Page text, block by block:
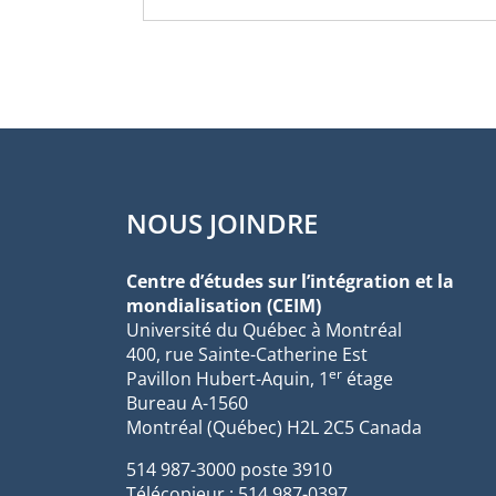
NOUS JOINDRE
Centre d’études sur l’intégration et la
mondialisation (CEIM)
Université du Québec à Montréal
400, rue Sainte-Catherine Est
Pavillon Hubert-Aquin, 1er étage
Bureau A-1560
Montréal (Québec) H2L 2C5 Canada
514 987-3000 poste 3910